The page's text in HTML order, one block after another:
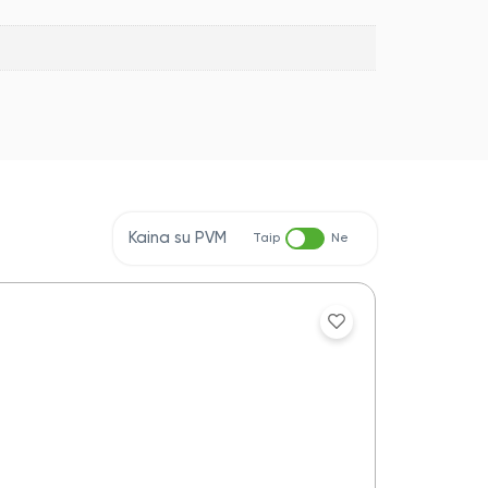
Kaina su PVM Taip Ne